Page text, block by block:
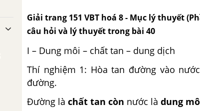
Giải trang 151 VBT hoá 8 - Mục lý thuyết
câu hỏi và lý thuyết trong bài 40
I – Dung môi – chất tan – dung dịch
Thí nghiệm 1: Hòa tan đường vào
đường.
Đường là chất tan còn nước là dung